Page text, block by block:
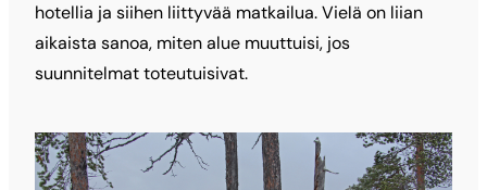
hotellia ja siihen liittyvää matkailua. Vielä on liian
aikaista sanoa, miten alue muuttuisi, jos
suunnitelmat toteutuisivat.